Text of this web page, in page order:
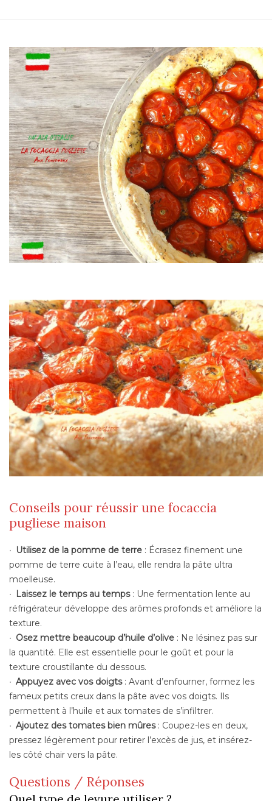
Conseils pour réussir une focaccia
pugliese maison
Utilisez de la pomme de terre : Écrasez finement une
pomme de terre cuite à l’eau, elle rendra la pâte ultra
moelleuse.
Laissez le temps au temps: Une fermentation lente au
réfrigérateur développe des arômes profonds et améliore la
texture.
Osez mettre beaucoup d’huile d’olive : Ne lésinez pas sur
la quantité. Elle est essentielle pour le goût et pour la
texture croustillante du dessous.
Appuyez avec vos doigts: Avant d’enfourner, formez les
fameux petits creux dans la pâte avec vos doigts. Ils
permettent à l’huile et aux tomates de s’infiltrer.
Ajoutez des tomates bien mûres: Coupez-les en deux,
pressez légèrement pour retirer l’excès de jus, et insérez-
les côté chair vers la pâte.
Questions / Réponses